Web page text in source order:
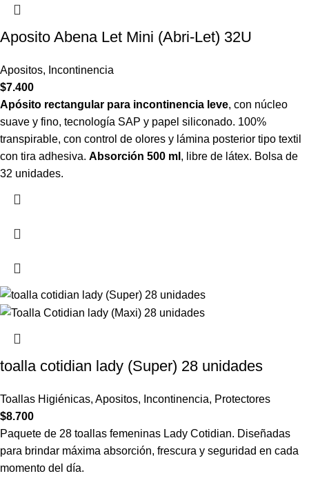
Aposito Abena Let Mini (Abri-Let) 32U
Apositos, Incontinencia
$7.400
Apósito rectangular para incontinencia leve, con núcleo
suave y fino, tecnología SAP y papel siliconado. 100%
transpirable, con control de olores y lámina posterior tipo textil
con tira adhesiva. Absorción 500 ml , libre de látex. Bolsa de
32 unidades.
toalla cotidian lady (Super) 28 unidades
Toallas Higiénicas, Apositos, Incontinencia, Protectores
$8.700
Paquete de 28 toallas femeninas Lady Cotidian. Diseñadas
para brindar máxima absorción, frescura y seguridad en cada
momento del día.